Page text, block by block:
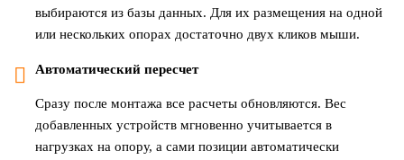
выбираются из базы данных. Для их размещения на одной
или нескольких опорах достаточно двух кликов мыши.
Автоматический пересчет
Сразу после монтажа все расчеты обновляются. Вес
добавленных устройств мгновенно учитывается в
нагрузках на опору, а сами позиции автоматически